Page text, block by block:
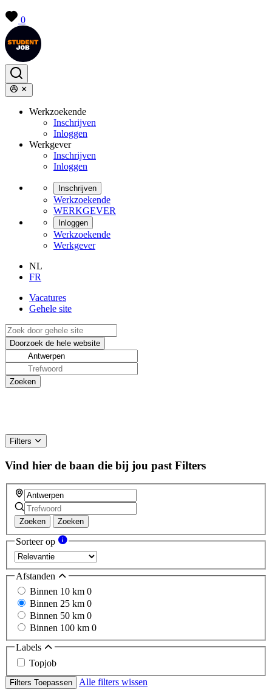
0
Werkzoekende
Inschrijven
Inloggen
Werkgever
Inschrijven
Inloggen
Inschrijven
Werkzoekende
WERKGEVER
Inloggen
Werkzoekende
Werkgever
NL
FR
Vacatures
Gehele site
Filters
Vind hier de baan die bij jou past Filters
Zoeken Zoeken
Sorteer op
Afstanden
Binnen 10 km 0
Binnen 25 km 0
Binnen 50 km 0
Binnen 100 km 0
Labels
Topjob
Filters Toepassen Alle filters wissen